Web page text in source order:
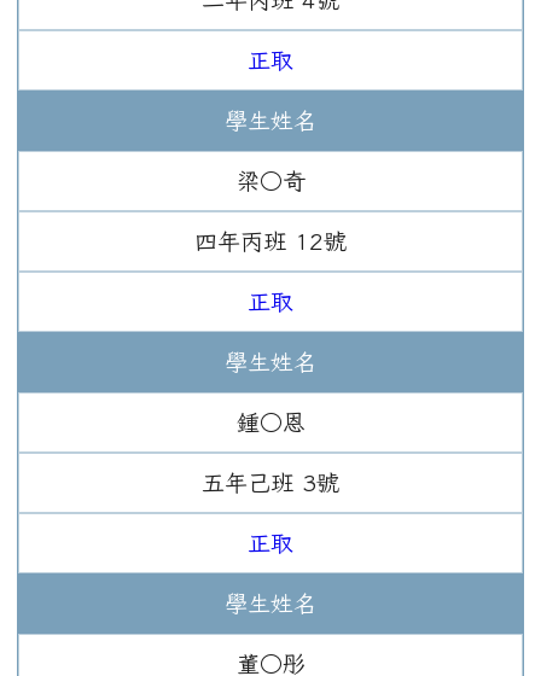
正取
學生姓名
梁○奇
四年丙班 12號
正取
學生姓名
鍾○恩
五年 己班 3號
正取
學生姓名
董○彤